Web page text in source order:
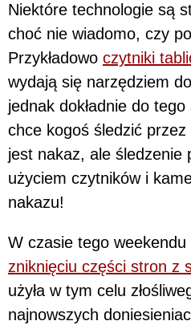
Niektóre technologie są
choć nie wiadomo, czy
Przykładowo czytniki
wydają się narzędziem
jednak dokładnie do tego
chce kogoś śledzić
jest nakaz, ale śledzenie
użyciem czytników i
nakazu!
W czasie tego weekendu
zniknięciu części stron z
użyła w tym celu
najnowszych